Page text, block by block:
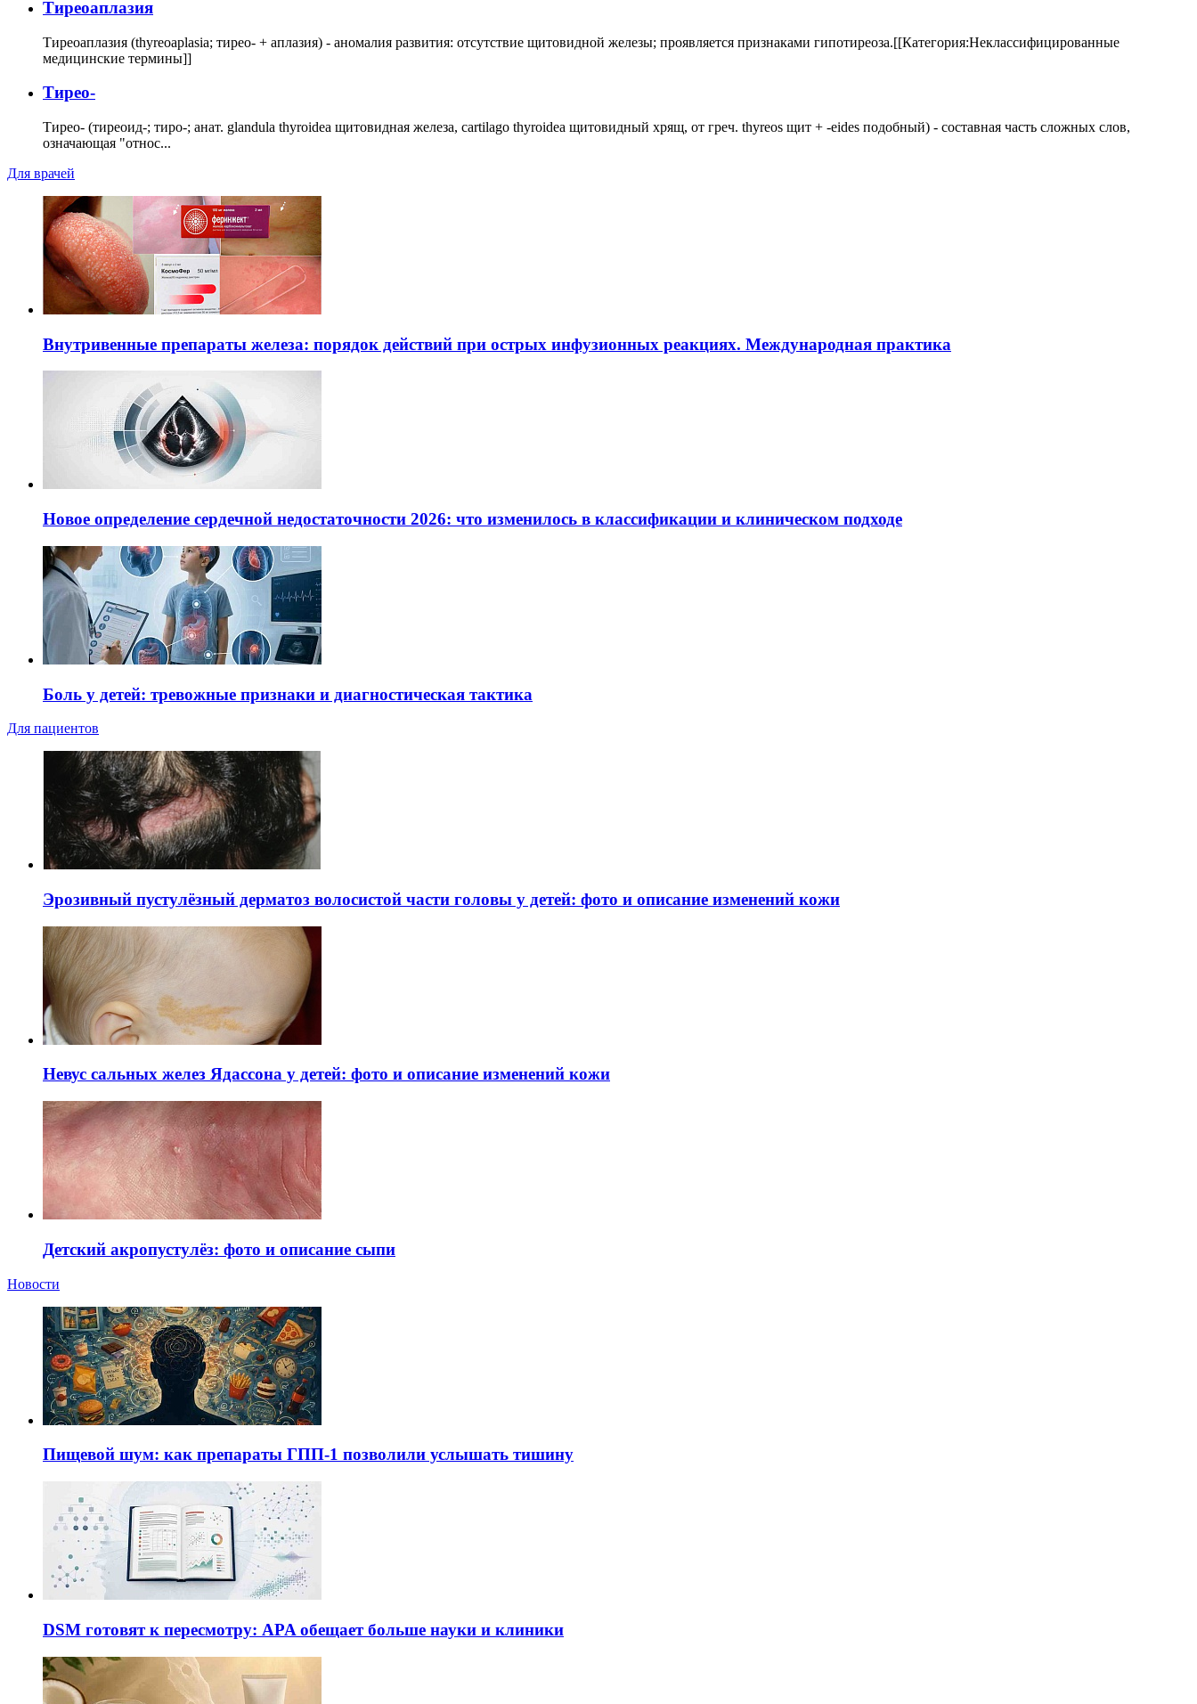
Тиреоаплазия
Тиреоаплазия (thyreoaplasia; тирео- + аплазия) - аномалия развития: отсутствие щитовидной железы; проявляется признаками гипотиреоза.[[Категория:Неклассифицированные
медицинские термины]]
Тирео-
Тирео- (тиреоид-; тиро-; анат. glandula thyroidea щитовидная железа, cartilago thyroidea щитовидный хрящ, от греч. thyreos щит + -eides подобный) - составная часть сложных слов,
означающая "относ...
Для врачей
Внутривенные препараты железа: порядок действий при острых инфузионных реакциях. Международная практика
Новое определение сердечной недостаточности 2026: что изменилось в классификации и клиническом подходе
Боль у детей: тревожные признаки и диагностическая тактика
Для пациентов
Эрозивный пустулёзный дерматоз волосистой части головы у детей: фото и описание изменений кожи
Невус сальных желез Ядассона у детей: фото и описание изменений кожи
Детский акропустулёз: фото и описание сыпи
Новости
Пищевой шум: как препараты ГПП-1 позволили услышать тишину
DSM готовят к пересмотру: APA обещает больше науки и клиники